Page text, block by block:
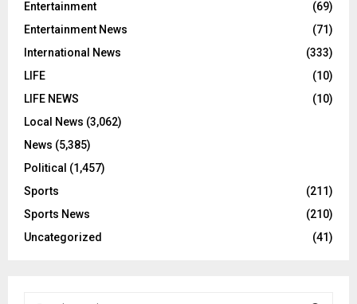
Entertainment
(69)
Entertainment News
(71)
International News
(333)
LIFE
(10)
LIFE NEWS
(10)
Local News (3,062)
News (5,385)
Political (1,457)
Sports
(211)
Sports News
(210)
Uncategorized
(41)